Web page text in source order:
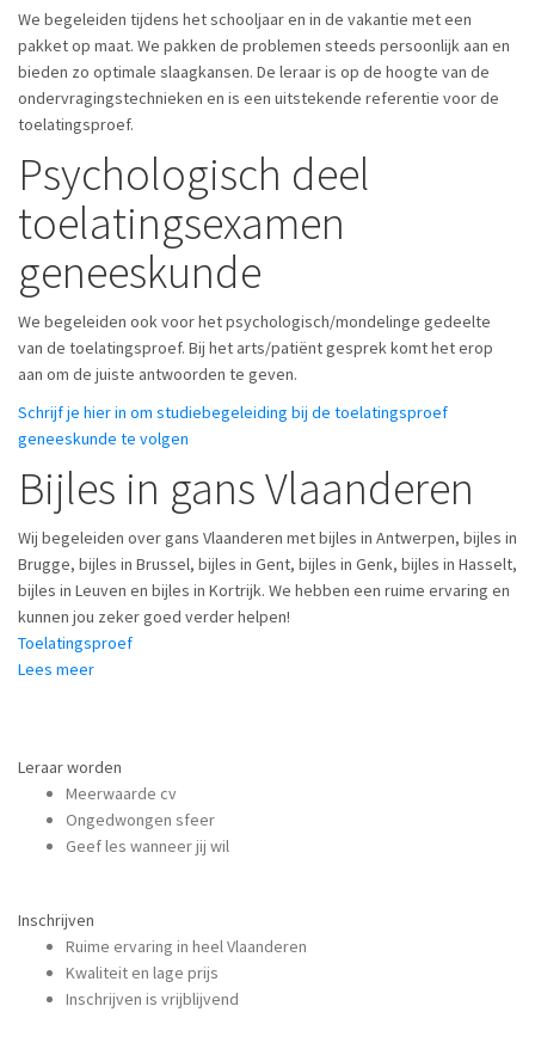
We begeleiden tijdens het schooljaar en in de vakantie met een
pakket op maat. We pakken de problemen steeds persoonlijk aan en
bieden zo optimale slaagkansen. De leraar is op de hoogte van de
ondervragingstechnieken en is een uitstekende referentie voor de
toelatingsproef.
Psychologisch deel
toelatingsexamen
geneeskunde
We begeleiden ook voor het psychologisch/mondelinge gedeelte
van de toelatingsproef. Bij het arts/patiënt gesprek komt het erop
aan om de juiste antwoorden te geven.
Schrijf je hier in om studiebegeleiding bij de toelatingsproef
geneeskunde te volgen
Bijles in gans Vlaanderen
Wij begeleiden over gans Vlaanderen met bijles in Antwerpen, bijles in
Brugge, bijles in Brussel, bijles in Gent, bijles in Genk, bijles in Hasselt,
bijles in Leuven en bijles in Kortrijk. We hebben een ruime ervaring en
kunnen jou zeker goed verder helpen!
Toelatingsproef
Lees meer
Leraar worden
Meerwaarde cv
Ongedwongen sfeer
Geef les wanneer jij wil
Inschrijven
Ruime ervaring in heel Vlaanderen
Kwaliteit en lage prijs
Inschrijven is vrijblijvend